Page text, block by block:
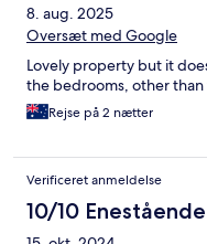
8. aug. 2025
Oversæt med Google
Lovely property but it
the bedrooms, other
Rejse på 2 nætter
Verificeret anmeldelse
10/10 Enestående